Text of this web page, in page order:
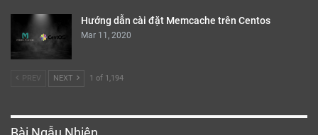
Hướng dẫn cài đặt Memcache trên Centos
Mar 11, 2020
PREV NEXT 1 of 1,194